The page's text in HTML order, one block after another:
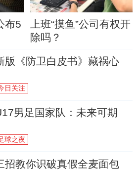
布5
上班“摸鱼”公司有权开
除吗？
版《防卫白皮书》藏祸心
日关注
男足国家队：未来可期
球之夜
招教你识破真假全麦面包